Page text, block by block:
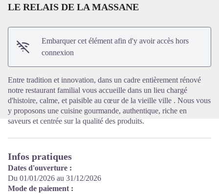
Voir l'image en plein écran
LE RELAIS DE LA MASSANE
Embarquer cet élément afin d'y avoir accès hors
connexion
Entre tradition et innovation, dans un cadre entièrement rénové
notre restaurant familial vous accueille dans un lieu chargé
d'histoire, calme, et paisible au cœur de la vieille ville . Nous vous
y proposons une cuisine gourmande, authentique, riche en
saveurs et centrée sur la qualité des produits.
Infos pratiques
Dates d'ouverture :
Du 01/01/2026 au 31/12/2026
Mode de paiement :